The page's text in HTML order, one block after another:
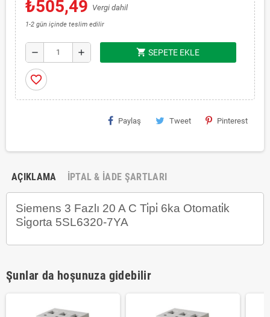
₺505,49 Vergi dahil
1-2 gün içinde teslim edilir
remove add shopping_cart SEPETE EKLE
favorite_border
Paylaş Tweet Pinterest
AÇIKLAMA İPTAL & İADE ŞARTLARI
Siemens 3 Fazlı 20 A C Ti̇pi̇ 6ka Otomati̇k
Si̇gorta 5SL6320-7YA
Şunlar da hoşunuza gidebilir